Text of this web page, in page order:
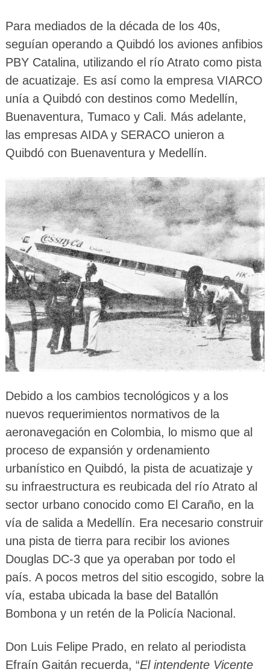
Para mediados de la década de los 40s,
seguían operando a Quibdó los aviones anfibios
PBY Catalina, utilizando el río Atrato como pista
de acuatizaje. Es así como la empresa VIARCO
unía a Quibdó con destinos como Medellín,
Buenaventura, Tumaco y Cali. Más adelante,
las empresas AIDA y SERACO unieron a
Quibdó con Buenaventura y Medellín.
Debido a los cambios tecnológicos y a los
nuevos requerimientos normativos de la
aeronavegación en Colombia, lo mismo que al
proceso de expansión y ordenamiento
urbanístico en Quibdó, la pista de acuatizaje y
su infraestructura es reubicada del río Atrato al
sector urbano conocido como El Caraño, en la
vía de salida a Medellín. Era necesario construir
una pista de tierra para recibir los aviones
Douglas DC-3 que ya operaban por todo el
país. A pocos metros del sitio escogido, sobre la
vía, estaba ubicada la base del Batallón
Bombona y un retén de la Policía Nacional.
Don Luis Felipe Prado, en relato al periodista
Efraín Gaitán recuerda, “El intendente Vicente